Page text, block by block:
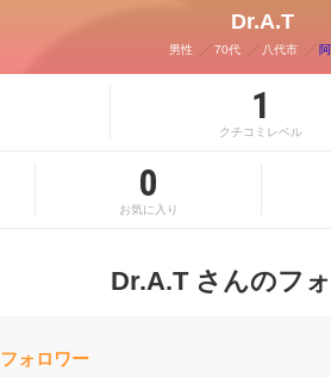
Dr.A.T
男性 70代 八代市
1
クチコミレベル
0
お気に入り
Dr.A.T さんのフ
フォロワー